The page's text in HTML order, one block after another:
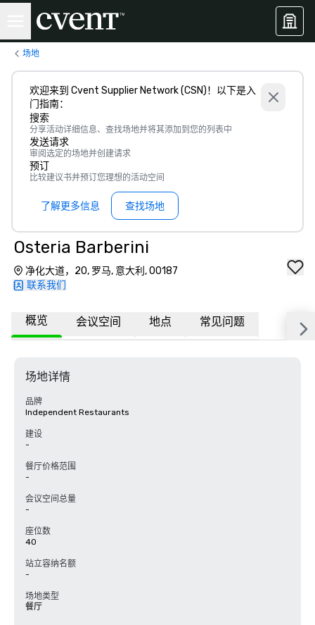
场地
欢迎来到 Cvent Supplier Network (CSN)！以下是入
门指南：
搜索
分享活动详细信息、查找场地并将其添加到您的列表中
发送请求
审阅选定的场地并创建请求
预订
比较建议书并预订您理想的活动空间
了解更多信息 查找场地
Osteria Barberini
净化大道，20, 罗马, 意大利, 00187
联系我们
概览 会议空间 地点 常见问题
场地详情
品牌
Independent Restaurants
建设
-
餐厅价格范围
-
会议空间总量
-
座位数
40
站立容纳名额
-
场地类型
餐厅